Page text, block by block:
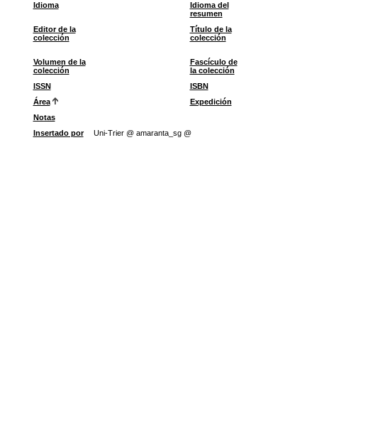
Idioma
Idioma del
resumen
Editor de la
colección
Título de la
colección
Volumen de la
colección
Fascículo de
la colección
ISSN ISBN
Área
Expedición
Notas
Insertado por
Uni-Trier @ amaranta_sg @